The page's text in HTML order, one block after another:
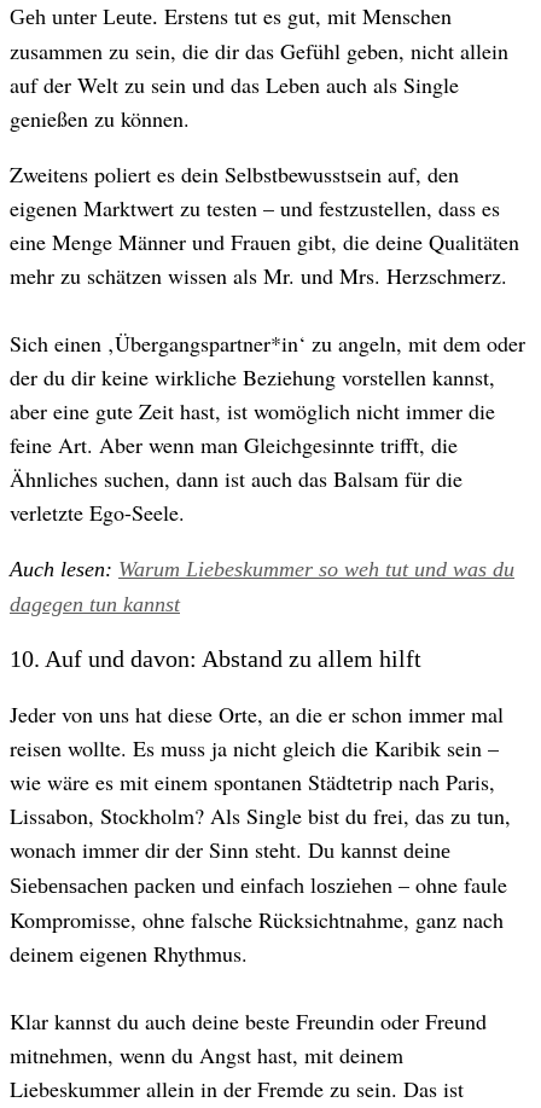
Geh unter Leute. Erstens tut es gut, mit Menschen
zusammen zu sein, die dir das Gefühl geben, nicht allein
auf der Welt zu sein und das Leben auch als Single
genießen zu können.
Zweitens poliert es dein Selbstbewusstsein auf, den
eigenen Marktwert zu testen – und festzustellen, dass es
eine Menge Männer und Frauen gibt, die deine Qualitäten
mehr zu schätzen wissen als Mr. und Mrs. Herzschmerz.
Sich einen ‚Übergangspartner*in‘ zu angeln, mit dem oder
der du dir keine wirkliche Beziehung vorstellen kannst,
aber eine gute Zeit hast, ist womöglich nicht immer die
feine Art. Aber wenn man Gleichgesinnte trifft, die
Ähnliches suchen, dann ist auch das Balsam für die
verletzte Ego-Seele.
Auch lesen: Warum Liebeskummer so weh tut und was du
dagegen tun kannst
10. ​Auf und davon: Abstand zu allem hilft
Jeder von uns hat diese Orte, an die er schon immer mal
reisen wollte. Es muss ja nicht gleich die Karibik sein –
wie wäre es mit einem spontanen Städtetrip nach Paris,
Lissabon, Stockholm? Als Single bist du frei, das zu tun,
wonach immer dir der Sinn steht. Du kannst deine
Siebensachen packen und einfach losziehen – ohne faule
Kompromisse, ohne falsche Rücksichtnahme, ganz nach
deinem eigenen Rhythmus.
Klar kannst du auch deine beste Freundin oder Freund
mitnehmen, wenn du Angst hast, mit deinem
Liebeskummer allein in der Fremde zu sein. Das ist